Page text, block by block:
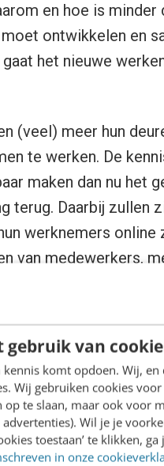
van
komt opdoen. Wij,
Wij gebruiken cookies
te slaan, maar ook voor
Wil je je
toestaan’ te klikken,
in onze
en hoe is
ontwikkelen en
het nieuwe
(veel) meer hun
te werken. De
maken dan nu het
terug. Daarbij zullen
werknemers online
van medewerkers,
hebben, voor
kan dan
hierbij is dat
hebben waar
services